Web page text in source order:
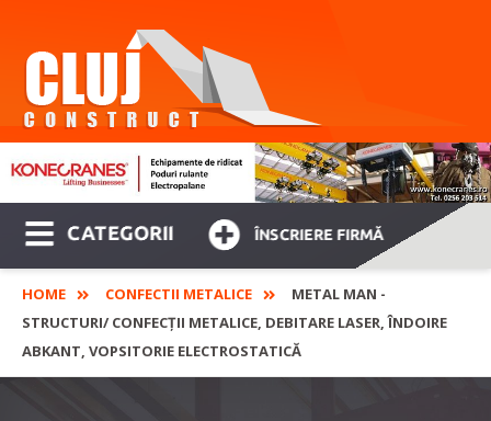
CATEGORII ÎNSCRIERE FIRMĂ
HOME CONFECTII METALICE
METAL MAN -
STRUCTURI/ CONFECȚII METALICE, DEBITARE LASER, ÎNDOIRE
ABKANT, VOPSITORIE ELECTROSTATICĂ